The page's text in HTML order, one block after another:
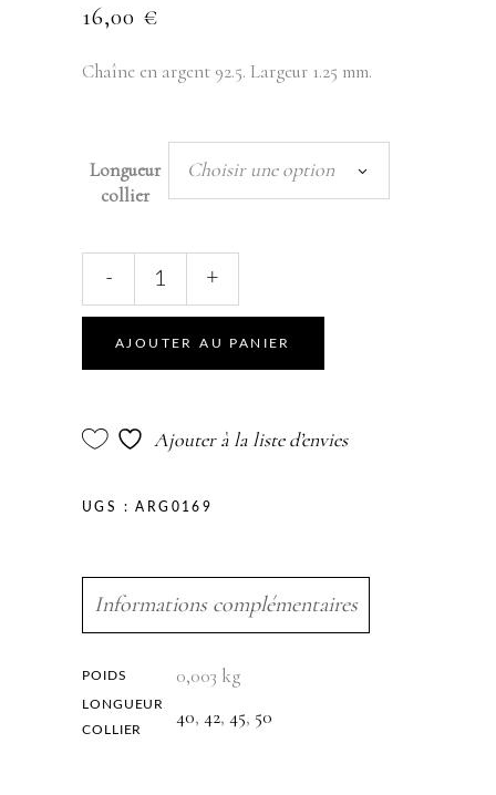
16,00 €
Chaîne en argent 92.5. Largeur 1.25 mm.
Longueur
collier
Choisir une option
925
mailles
forçat
- +
AJOUTER AU PANIER
Ajouter à la liste d’envies
UGS :ARG0169
Informations complémentaires
POIDS 0,003 kg
LONGUEUR
COLLIER
40, 42, 45, 50